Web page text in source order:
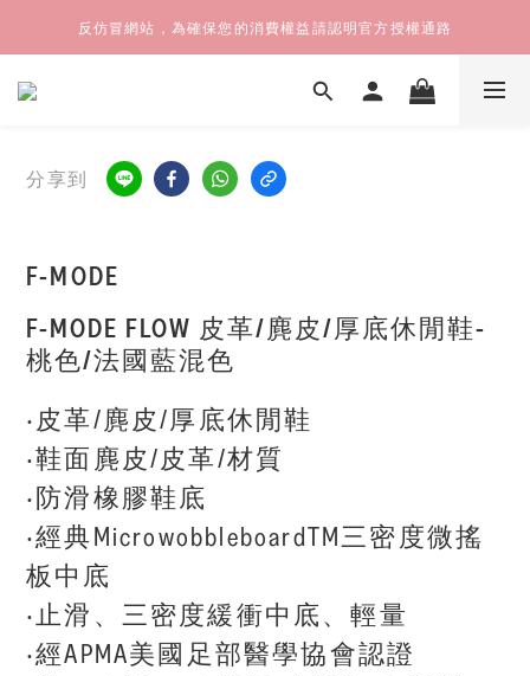
反仿冒網站，為確保您的消費權益請認明官方授權通路
分享到
F-MODE
F-MODE FLOW 皮革/麂皮/厚底休閒鞋-
桃色/法國藍混色
‧皮革/麂皮/厚底休閒鞋
‧鞋面麂皮/皮革/材質
‧防滑橡膠鞋底
‧經典MicrowobbleboardTM三密度微搖
板中底
‧止滑、三密度緩衝中底、輕量
‧經APMA美國足部醫學協會認證